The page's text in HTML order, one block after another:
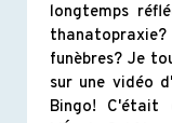
longtemps
funèbres? Je
sur une vidéo
Bingo!